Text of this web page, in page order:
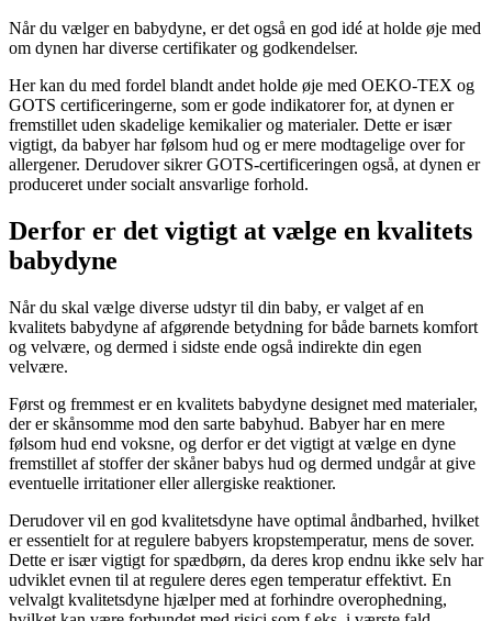
Når du vælger en babydyne, er det også en god idé at holde øje med
om dynen har diverse certifikater og godkendelser.
Her kan du med fordel blandt andet holde øje med OEKO-TEX og
GOTS certificeringerne, som er gode indikatorer for, at dynen er
fremstillet uden skadelige kemikalier og materialer. Dette er især
vigtigt, da babyer har følsom hud og er mere modtagelige over for
allergener. Derudover sikrer GOTS-certificeringen også, at dynen er
produceret under socialt ansvarlige forhold.
Derfor er det vigtigt at vælge en kvalitets
babydyne
Når du skal vælge diverse udstyr til din baby, er valget af en
kvalitets babydyne af afgørende betydning for både barnets komfort
og velvære, og dermed i sidste ende også indirekte din egen
velvære.
Først og fremmest er en kvalitets babydyne designet med materialer,
der er skånsomme mod den sarte babyhud. Babyer har en mere
følsom hud end voksne, og derfor er det vigtigt at vælge en dyne
fremstillet af stoffer der skåner babys hud og dermed undgår at give
eventuelle irritationer eller allergiske reaktioner.
Derudover vil en god kvalitetsdyne have optimal åndbarhed, hvilket
er essentielt for at regulere babyers kropstemperatur, mens de sover.
Dette er især vigtigt for spædbørn, da deres krop endnu ikke selv har
udviklet evnen til at regulere deres egen temperatur effektivt. En
velvalgt kvalitetsdyne hjælper med at forhindre overophedning,